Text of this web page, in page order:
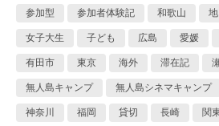
参加型 参加者体験記 和歌山
女子大生 子ども 広島 愛媛
有田市 東京 海外 滞在記
無人島キャンプ 無人島シネマキャンプ
神奈川 福岡 貸切 長崎 関